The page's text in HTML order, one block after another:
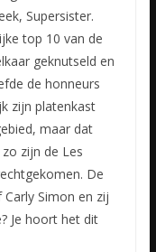
Supersister.
top 10 van de
geknutseld en
de honneurs
zijn platenkast
maar dat
zijn de Les
De
Simon en zij
Je hoort het dit